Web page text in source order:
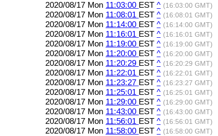
2020/08/17 Mon 11:03:00 EST ^ (16:03:00 GMT)
2020/08/17 Mon 11:08:01 EST ^ (16:08:01 GMT)
2020/08/17 Mon 11:14:00 EST ^ (16:14:00 GMT)
2020/08/17 Mon 11:16:01 EST ^ (16:16:01 GMT)
2020/08/17 Mon 11:19:00 EST ^ (16:19:00 GMT)
2020/08/17 Mon 11:20:00 EST ^ (16:20:00 GMT)
2020/08/17 Mon 11:20:29 EST ^ (16:20:29 GMT)
2020/08/17 Mon 11:22:01 EST ^ (16:22:01 GMT)
2020/08/17 Mon 11:23:27 EST ^ (16:23:27 GMT)
2020/08/17 Mon 11:25:01 EST ^ (16:25:01 GMT)
2020/08/17 Mon 11:29:00 EST ^ (16:29:00 GMT)
2020/08/17 Mon 11:43:00 EST ^ (16:43:00 GMT)
2020/08/17 Mon 11:56:01 EST ^ (16:56:01 GMT)
2020/08/17 Mon 11:58:00 EST ^ (16:58:00 GMT)